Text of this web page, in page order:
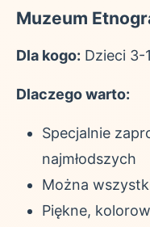
Muzeum
Dla kogo: Dzieci 3-
Dlaczego warto:
Specjalnie
najmłodszych
Można
Piękne,